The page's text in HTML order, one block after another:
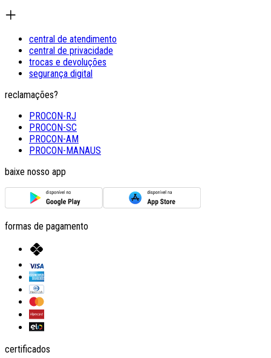
central de atendimento
central de privacidade
trocas e devoluções
segurança digital
reclamações?
PROCON-RJ
PROCON-SC
PROCON-AM
PROCON-MANAUS
baixe nosso app
formas de pagamento
certificados